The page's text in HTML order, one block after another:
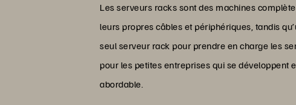
Les serveurs racks sont des machines
leurs propres câbles et périphériques, tandis
seul serveur rack pour prendre en charge les
pour les petites entreprises qui se développent
abordable.